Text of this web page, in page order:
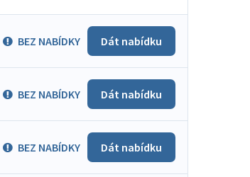
BEZ NABÍDKY Dát nabídku
BEZ NABÍDKY Dát nabídku
BEZ NABÍDKY Dát nabídku